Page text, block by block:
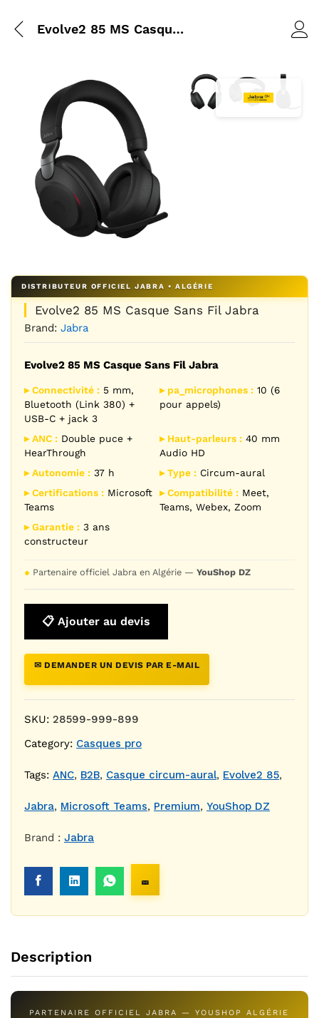
Evolve2 85 MS Casque Sans Fil Jabra
Evolve2 85 MS Casque Sans Fil Jabra
Brand: Jabra
Evolve2 85 MS Casque Sans Fil Jabra
▸ Connectivité : 5 mm,
Bluetooth (Link 380) +
USB-C + jack 3
▸ pa_microphones : 10 (6
pour appels)
▸ ANC : Double puce +
HearThrough
▸ Haut-parleurs : 40 mm
Audio HD
▸ Autonomie : 37 h ▸ Type : Circum-aural
▸ Certifications : Microsoft
Teams
▸ Compatibilité : Meet,
Teams, Webex, Zoom
▸ Garantie : 3 ans
constructeur
● Partenaire officiel Jabra en Algérie — YouShop DZ
📋 Ajouter au devis
✉ DEMANDER UN DEVIS PAR E-MAIL
SKU: 28599-999-899
Category: Casques pro
Tags: ANC, B2B, Casque circum-aural, Evolve2 85,
Jabra, Microsoft Teams, Premium, YouShop DZ
Brand : Jabra
Description
PARTENAIRE OFFICIEL JABRA — YOUSHOP ALGÉRIE